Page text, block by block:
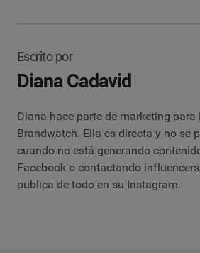
Escrito por
Diana Cadavid
Diana hace parte de marketing para
Brandwatch. Ella es directa y no se
cuando no está generando
Facebook o contactando
publica de todo en su Instagram.